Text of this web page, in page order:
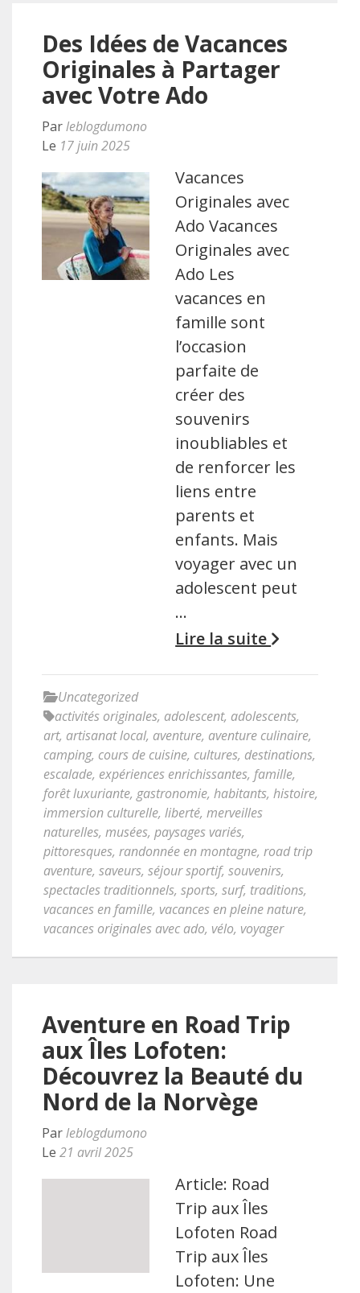
Des Idées de Vacances
Originales à Partager
avec Votre Ado
Parleblogdumono
Le 17 juin 2025
Vacances
Originales avec
Ado Vacances
Originales avec
Ado Les
vacances en
famille sont
l’occasion
parfaite de
créer des
souvenirs
inoubliables et
de renforcer les
liens entre
parents et
enfants. Mais
voyager avec un
adolescent peut
…
Lire la suite
Uncategorized
activités originales, adolescent, adolescents,
art, artisanat local, aventure, aventure culinaire,
camping, cours de cuisine, cultures, destinations,
escalade, expériences enrichissantes, famille,
forêt luxuriante, gastronomie, habitants, histoire,
immersion culturelle, liberté, merveilles
naturelles, musées, paysages variés,
pittoresques, randonnée en montagne, road trip
aventure, saveurs, séjour sportif, souvenirs,
spectacles traditionnels, sports, surf, traditions,
vacances en famille, vacances en pleine nature,
vacances originales avec ado, vélo, voyager
Aventure en Road Trip
aux Îles Lofoten:
Découvrez la Beauté du
Nord de la Norvège
Parleblogdumono
Le 21 avril 2025
Article: Road
Trip aux Îles
Lofoten Road
Trip aux Îles
Lofoten: Une